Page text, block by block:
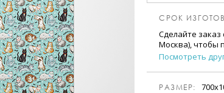
СРОК
Сделайте
Москва), чтобы
Посмотреть
РАЗМЕР: